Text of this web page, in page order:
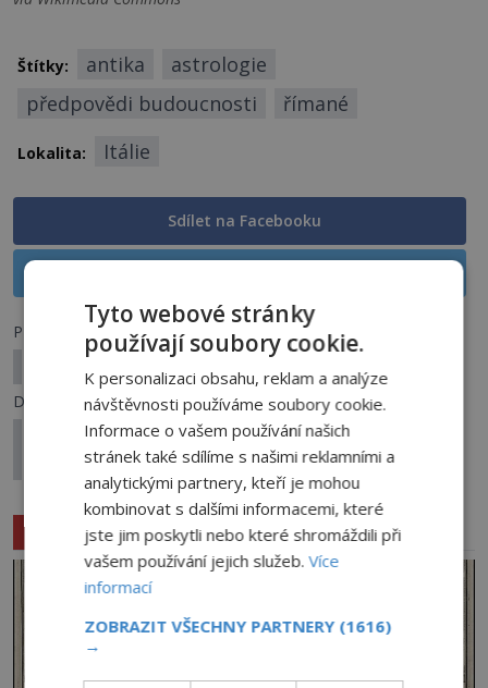
Štítky: antika
astrologie
předpovědi budoucnosti
římané
Lokalita: Itálie
Sdílet na Facebooku
Předchozí článek
Studenti vs. vlkodlaci: Boj na život a na smrt
Další článek
Tajemné sochy na Velikonočním ostrově: Byl
konečně odhalen jejich účel?
Související články
Tyto webové stránky
používají soubory cookie.
K personalizaci obsahu, reklam a analýze
návštěvnosti používáme soubory cookie.
Informace o vašem používání našich
stránek také sdílíme s našimi reklamními a
analytickými partnery, kteří je mohou
kombinovat s dalšími informacemi, které
jste jim poskytli nebo které shromáždili při
vašem používání jejich služeb.Více
informací
ZOBRAZIT VŠECHNY PARTNERY (1616)
→